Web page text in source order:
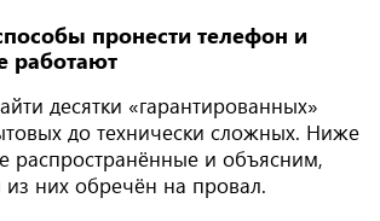
пронести телефон и
работают
десятки «гарантированных»
до технически сложных. Ниже
распространённые и объясним,
них обречён на провал.